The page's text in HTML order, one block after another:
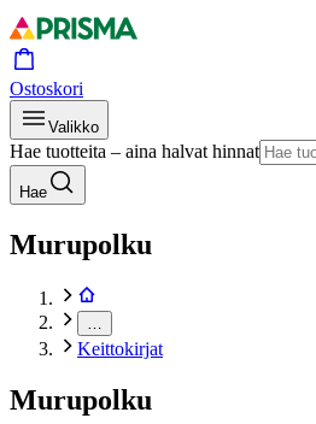
Ostoskori
Valikko
Hae tuotteita – aina halvat hinnat
Hae
Murupolku
Keittokirjat
Murupolku